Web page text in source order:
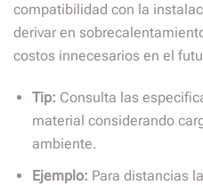
compatibilidad con la
derivar en
costos innecesarios en el
Tip: Consulta las
material considerando
ambiente.
Ejemplo: Para distancias